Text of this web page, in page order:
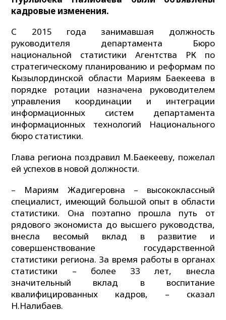
кадровые изменения.
С 2015 года занимавшая должность
руководителя департамента Бюро
национальной статистики Агентства РК по
стратегическому планированию и реформам по
Кызылординской области Мариям Баекеева в
порядке ротации назначена руководителем
управления координации и интеграции
информационных систем департамента
информационных технологий Национального
бюро статистики.
Глава региона поздравил М.Баекееву, пожелал
ей успехов в новой должности.
– Мариям Жадигеровна – высококлассный
специалист, имеющий большой опыт в области
статистики. Она поэтапно прошла путь от
рядового экономиста до высшего руководства,
внесла весомый вклад в развитие и
совершенствование государственной
статистики региона. За время работы в органах
статистики – более 33 лет, внесла
значительный вклад в воспитание
квалифицированных кадров, – сказал
Н.Налибаев.